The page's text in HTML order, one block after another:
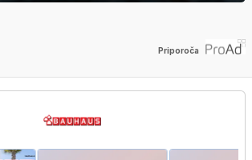
Priporoča